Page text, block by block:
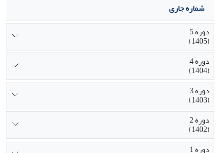
شماره جاری
دوره 5
(1405)
دوره 4
(1404)
دوره 3
(1403)
دوره 2
(1402)
دوره 1